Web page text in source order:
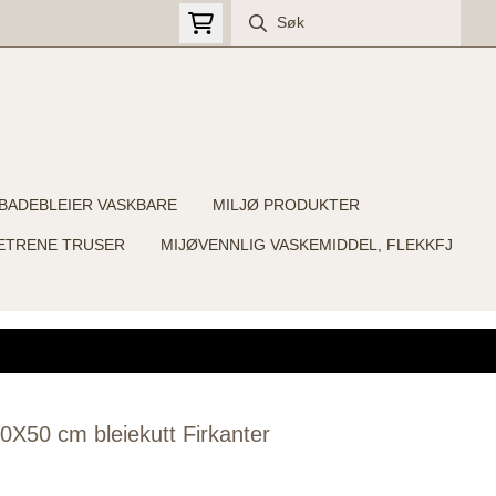
BADEBLEIER VASKBARE MILJØ PRODUKTER
TRUSER MIJØVENNLIG VASKEMIDDEL, FLEKKFJ
cm bleiekutt Firkanter